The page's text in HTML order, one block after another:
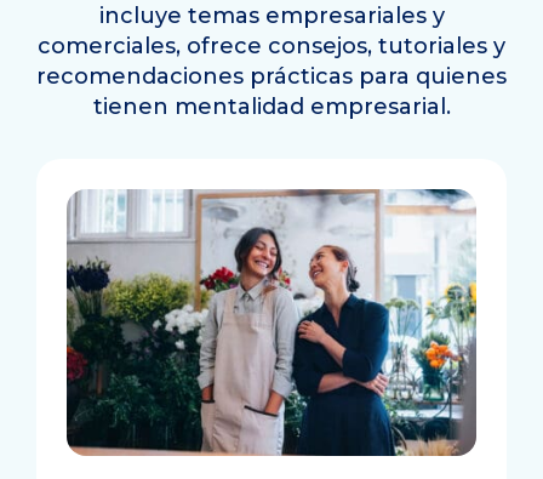
incluye temas empresariales y
comerciales, ofrece consejos, tutoriales y
recomendaciones prácticas para quienes
tienen mentalidad empresarial.